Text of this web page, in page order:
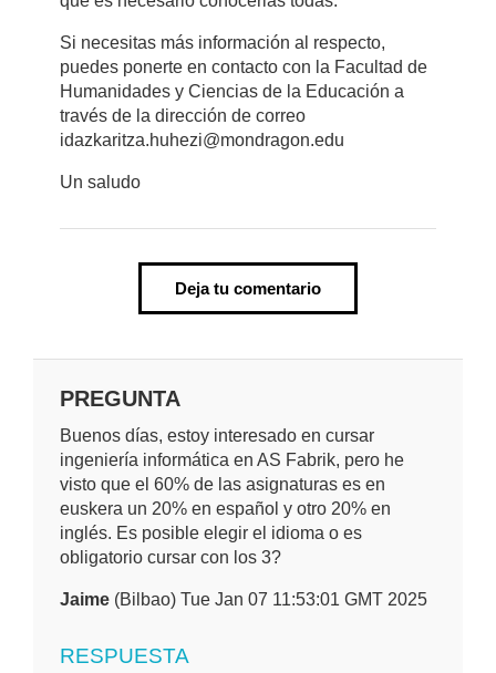
Si necesitas más información al respecto,
puedes ponerte en contacto con la Facultad de
Humanidades y Ciencias de la Educación a
través de la dirección de correo
idazkaritza.huhezi@mondragon.edu
Un saludo
Deja tu comentario
PREGUNTA
Buenos días, estoy interesado en cursar
ingeniería informática en AS Fabrik, pero he
visto que el 60% de las asignaturas es en
euskera un 20% en español y otro 20% en
inglés. Es posible elegir el idioma o es
obligatorio cursar con los 3?
Jaime (Bilbao) Tue Jan 07 11:53:01 GMT 2025
RESPUESTA